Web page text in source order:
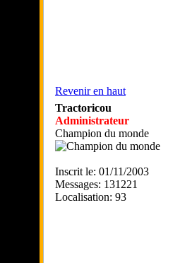
Revenir en haut
Tractoricou
Administrateur
Champion du monde
Inscrit le: 01/11/2003
Messages: 131221
Localisation: 93